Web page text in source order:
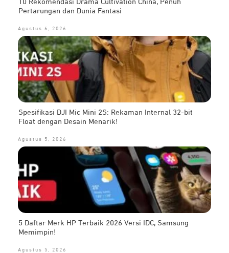
10 Rekomendasi Drama Cultivation China, Penuh
Pertarungan dan Dunia Fantasi
Agustus 6, 2026
Spesifikasi DJI Mic Mini 2S: Rekaman Internal 32-bit
Float dengan Desain Menarik!
Agustus 5, 2026
5 Daftar Merk HP Terbaik 2026 Versi IDC, Samsung
Memimpin!
Agustus 5, 2026